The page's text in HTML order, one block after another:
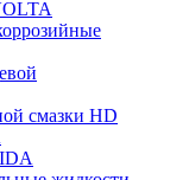
смазки HD